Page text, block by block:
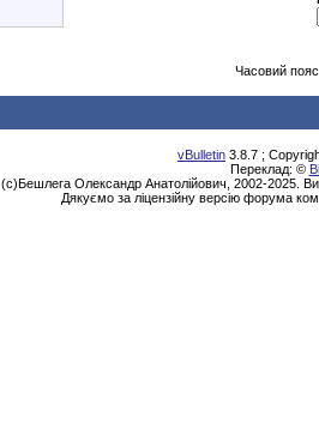
Часовий
vBulletin 3.8.7 ;
Переклад: ©
(с)Бешлега Олександр Анатолійович, 2002-2025.
Дякуємо за ліцензійну версію форума